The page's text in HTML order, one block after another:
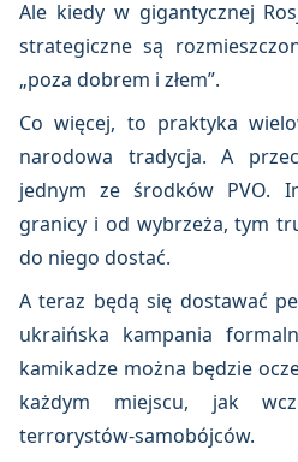
Ale kiedy w gigantycznej
strategiczne są
„poza dobrem i złem”.
Co więcej, to praktyka
narodowa tradycja. A
jednym ze środków PVO.
granicy i od wybrzeża, tym
do niego dostać.
A teraz będą się dostawać
ukraińska kampania
kamikadze można będzie
każdym miejscu, jak
terrorystów-samobójców.